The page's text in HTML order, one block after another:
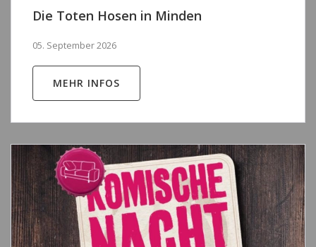
Die Toten Hosen in Minden
05. September 2026
MEHR INFOS